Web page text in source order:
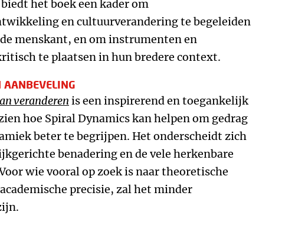
het boek een kader om
en cultuurverandering te begeleiden
menskant, en om instrumenten en
te plaatsen in hun bredere context.
AANBEVELING
veranderen is een inspirerend en toegankelijk
hoe Spiral Dynamics kan helpen om gedrag
beter te begrijpen. Het onderscheidt zich
benadering en de vele herkenbare
wie vooral op zoek is naar theoretische
precisie, zal het minder